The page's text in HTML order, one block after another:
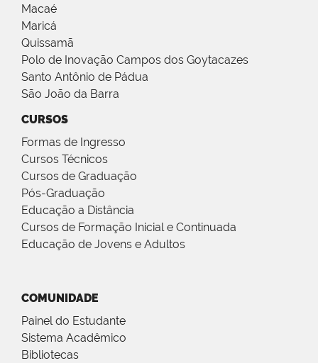
Macaé
Maricá
Quissamã
Polo de Inovação Campos dos Goytacazes
Santo Antônio de Pádua
São João da Barra
CURSOS
Formas de Ingresso
Cursos Técnicos
Cursos de Graduação
Pós-Graduação
Educação a Distância
Cursos de Formação Inicial e Continuada
Educação de Jovens e Adultos
COMUNIDADE
Painel do Estudante
Sistema Acadêmico
Bibliotecas